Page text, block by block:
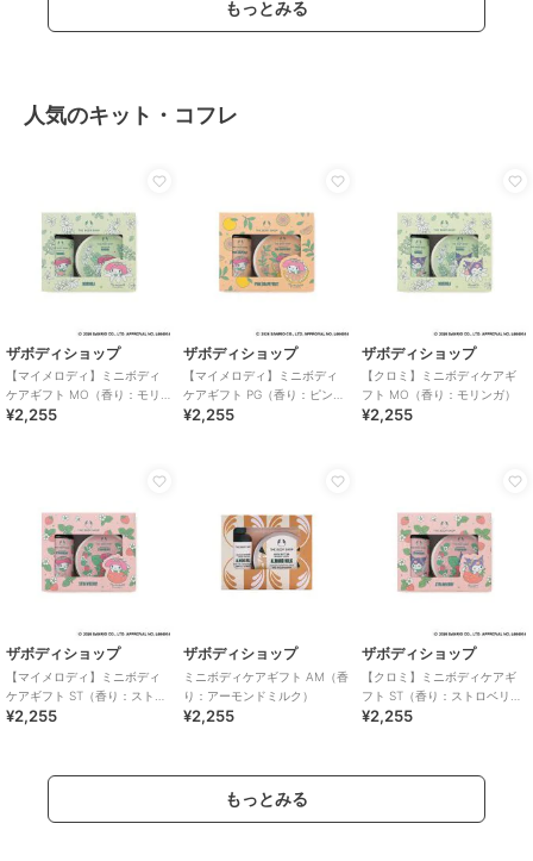
もっとみる
人気のキット・コフレ
ザボディショップ
【マイメロディ】ミニボディ
ケアギフト MO（香り：モリ
ンガ）
¥2,255
ザボディショップ
【マイメロディ】ミニボディ
ケアギフト PG（香り：ピンク
グレープフルーツ）
¥2,255
ザボディショップ
【クロミ】ミニボディケアギ
フト MO（香り：モリンガ）
¥2,255
ザボディショップ
【マイメロディ】ミニボディ
ケアギフト ST（香り：ストロ
ベリー）
¥2,255
ザボディショップ
ミニボディケアギフト AM（香
り：アーモンドミルク）
¥2,255
ザボディショップ
【クロミ】ミニボディケアギ
フト ST（香り：ストロベリ
ー）
¥2,255
もっとみる